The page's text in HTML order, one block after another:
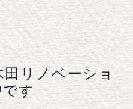
リノベーショ
す